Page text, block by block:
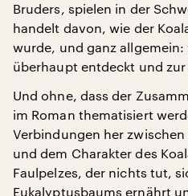
Bruders, spielen in der
handelt davon, wie der
wurde, und ganz
überhaupt entdeckt und
Und ohne, dass der
im Roman thematisiert
Verbindungen her
und dem Charakter des
Faulpelzes, der nichts tut,
Eukalyptusbaums ernährt